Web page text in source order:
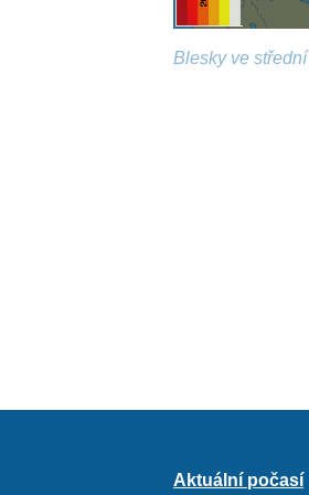
Blesky ve
Aktuální počasí